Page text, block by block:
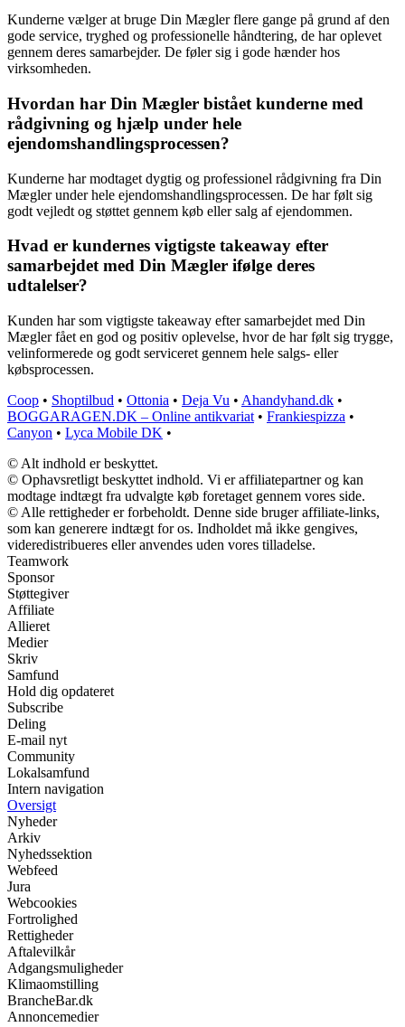
Kunderne vælger at bruge Din Mægler flere gange på grund af den
gode service, tryghed og professionelle håndtering, de har oplevet
gennem deres samarbejder. De føler sig i gode hænder hos
virksomheden.
Hvordan har Din Mægler bistået kunderne med
rådgivning og hjælp under hele
ejendomshandlingsprocessen?
Kunderne har modtaget dygtig og professionel rådgivning fra Din
Mægler under hele ejendomshandlingsprocessen. De har følt sig
godt vejledt og støttet gennem køb eller salg af ejendommen.
Hvad er kundernes vigtigste takeaway efter
samarbejdet med Din Mægler ifølge deres
udtalelser?
Kunden har som vigtigste takeaway efter samarbejdet med Din
Mægler fået en god og positiv oplevelse, hvor de har følt sig trygge,
velinformerede og godt serviceret gennem hele salgs- eller
købsprocessen.
Coop • Shoptilbud • Ottonia • Deja Vu • Ahandyhand.dk •
BOGGARAGEN.DK – Online antikvariat • Frankiespizza •
Canyon • Lyca Mobile DK •
© Alt indhold er beskyttet.
© Ophavsretligt beskyttet indhold. Vi er affiliatepartner og kan
modtage indtægt fra udvalgte køb foretaget gennem vores side.
© Alle rettigheder er forbeholdt. Denne side bruger affiliate-links,
som kan generere indtægt for os. Indholdet må ikke gengives,
videredistribueres eller anvendes uden vores tilladelse.
Teamwork
Sponsor
Støttegiver
Affiliate
Allieret
Medier
Skriv
Samfund
Hold dig opdateret
Subscribe
Deling
E-mail nyt
Community
Lokalsamfund
Intern navigation
Oversigt
Nyheder
Arkiv
Nyhedssektion
Webfeed
Jura
Webcookies
Fortrolighed
Rettigheder
Aftalevilkår
Adgangsmuligheder
Klimaomstilling
BrancheBar.dk
Annoncemedier